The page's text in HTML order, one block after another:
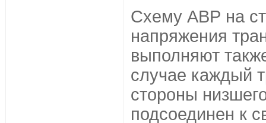
Схему АВР на
напряжения
выполняют
случае каждый
стороны
подсоединен к